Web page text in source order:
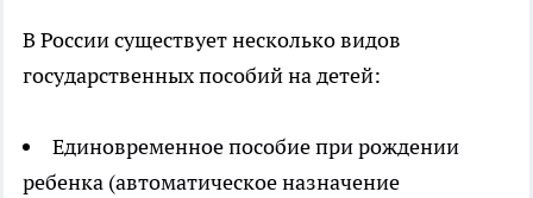
В России существует несколько видов
государственных пособий на детей:
Единовременное пособие при рождении
ребенка (автоматическое назначение